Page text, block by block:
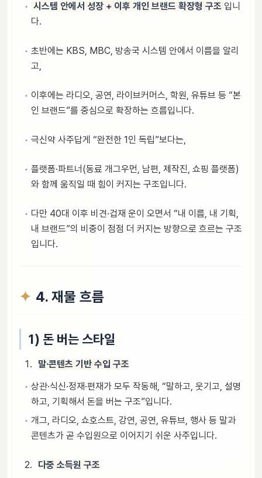
시스템 안에서 성장 + 이후 개인 브랜드 확장형 구조 입니
다.
초반에는 KBS, MBC, 방송국 시스템 안에서 이름을 알리
고,
이후에는 라디오, 공연, 라이브커머스, 학원, 유튜브 등 “본
인 브랜드”를 중심으로 확장하는 흐름입니다.
극신약 사주답게 “완전한 1인 독립”보다는,
플랫폼·파트너(동료 개그우먼, 남편, 제작진, 쇼핑 플랫폼)
와 함께 움직일 때 힘이 커지는 구조입니다.
다만 40대 이후 비견·겁재 운이 오면서 “내 이름, 내 기획,
내 브랜드”의 비중이 점점 더 커지는 방향으로 흐르는 구조
입니다.
4. 재물 흐름
1) 돈 버는 스타일
말·콘텐츠 기반 수입 구조
상관·식신·정재·편재가 모두 작동해, “말하고, 웃기고, 설명
하고, 기획해서 돈을 버는 구조”입니다.
개그, 라디오, 쇼호스트, 강연, 공연, 유튜브, 행사 등 말과
콘텐츠가 곧 수입원으로 이어지기 쉬운 사주입니다.
다중 소득원 구조